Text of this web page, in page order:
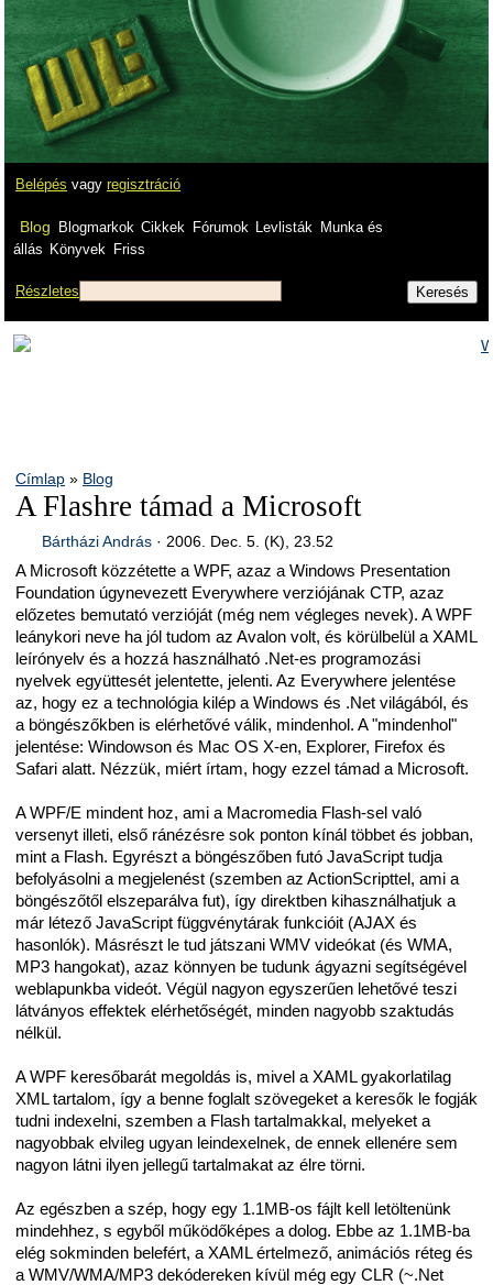
Belépés vagy regisztráció
Blog Blogmarkok Cikkek Fórumok Levlisták
Munka és
állás Könyvek Friss
Részletes
Címlap » Blog
A Flashre támad a Microsoft
Bártházi András· 2006. Dec. 5. (K), 23.52
A Microsoft közzétette a WPF, azaz a Windows Presentation
Foundation úgynevezett Everywhere verziójának CTP, azaz
előzetes bemutató verzióját (még nem végleges nevek). A WPF
leánykori neve ha jól tudom az Avalon volt, és körülbelül a XAML
leírónyelv és a hozzá használható .Net-es programozási
nyelvek együttesét jelentette, jelenti. Az Everywhere jelentése
az, hogy ez a technológia kilép a Windows és .Net világából, és
a böngészőkben is elérhetővé válik, mindenhol. A "mindenhol"
jelentése: Windowson és Mac OS X-en, Explorer, Firefox és
Safari alatt. Nézzük, miért írtam, hogy ezzel támad a Microsoft.
A WPF/E mindent hoz, ami a Macromedia Flash-sel való
versenyt illeti, első ránézésre sok ponton kínál többet és jobban,
mint a Flash. Egyrészt a böngészőben futó JavaScript tudja
befolyásolni a megjelenést (szemben az ActionScripttel, ami a
böngészőtől elszeparálva fut), így direktben kihasználhatjuk a
már létező JavaScript függvénytárak funkcióit (AJAX és
hasonlók). Másrészt le tud játszani WMV videókat (és WMA,
MP3 hangokat), azaz könnyen be tudunk ágyazni segítségével
weblapunkba videót. Végül nagyon egyszerűen lehetővé teszi
látványos effektek elérhetőségét, minden nagyobb szaktudás
nélkül.
A WPF keresőbarát megoldás is, mivel a XAML gyakorlatilag
XML tartalom, így a benne foglalt szövegeket a keresők le fogják
tudni indexelni, szemben a Flash tartalmakkal, melyeket a
nagyobbak elvileg ugyan leindexelnek, de ennek ellenére sem
nagyon látni ilyen jellegű tartalmakat az élre törni.
Az egészben a szép, hogy egy 1.1MB-os fájlt kell letöltenünk
mindehhez, s egyből működőképes a dolog. Ebbe az 1.1MB-ba
elég sokminden belefért, a XAML értelmező, animációs réteg és
a WMV/WMA/MP3 dekódereken kívül még egy CLR (~.Net